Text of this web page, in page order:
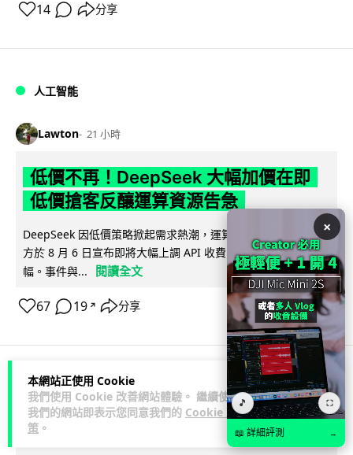
本網站正使用 Cookie
我們使用 Cookie 改善網站體驗。 繼續使用
我們的網站即表示您同意我們的 Cookie 政
策 。
14 分享
人工智能
Lawton 21 小時
低價不再！DeepSeek 大幅加價在即
低價搶客反釀運算資源告急
DeepSeek 因低價策略掀起需求熱潮，運算資源不勝負荷，官
方於 8 月 6 日宣布即將大幅上調 API 收費，惟未公布具體加
幅。事件與...
閱讀全文
67 19 ↗ 分享
應用軟件 應用軟件 iOS App
Lawton
×
🎵 ⛶
📖 詳細評測 →